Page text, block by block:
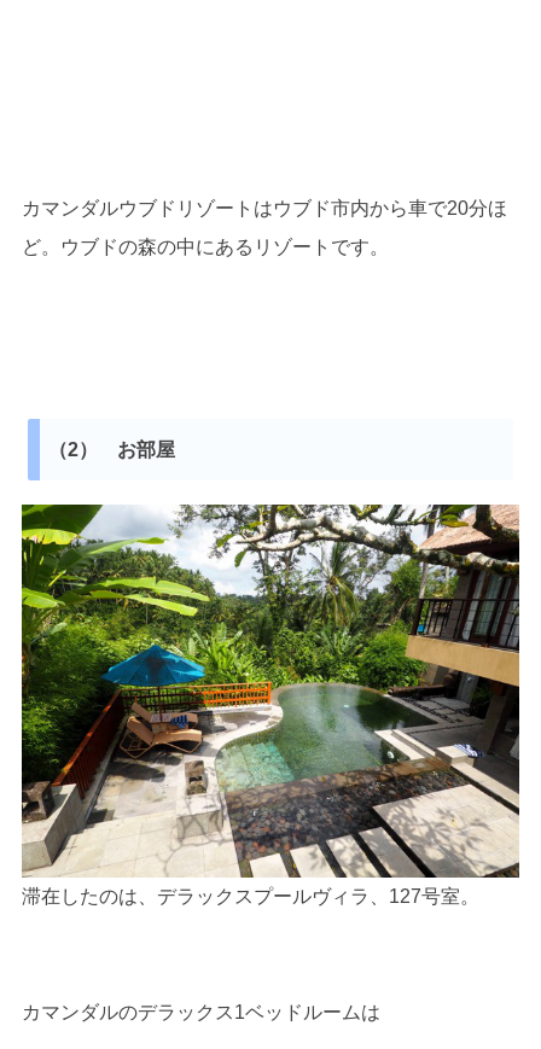
カマンダルウブドリゾートはウブド市内から車で20分ほ
ど。ウブドの森の中にあるリゾートです。
（2） お部屋
滞在したのは、デラックスプールヴィラ、127号室。
カマンダルのデラックス1ベッドルームは